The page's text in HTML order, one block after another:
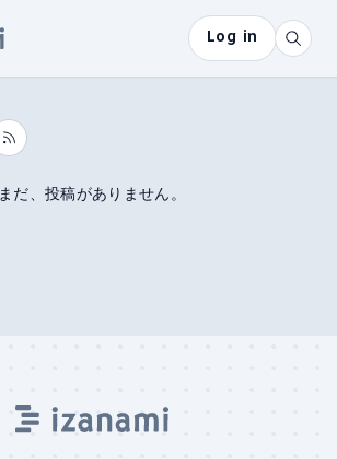
Log in
まだ、投稿がありません。